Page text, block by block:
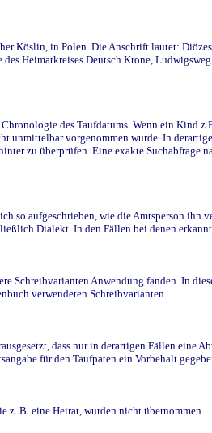
Köslin, in Polen. Die Anschrift lautet:
Heimatkreises Deutsch Krone,
des Taufdatums. Wenn ein Kind
unmittelbar vorgenommen wurde. In
zu überprüfen. Eine exakte Suchabfrage
aufgeschrieben, wie die Amtsperson ihn
Dialekt. In den Fällen bei denen
Schreibvarianten Anwendung fanden. In
verwendeten Schreibvarianten.
dass nur in derartigen Fällen eine
für den Taufpaten ein Vorbehalt
z. B. eine Heirat, wurden nicht übernommen.